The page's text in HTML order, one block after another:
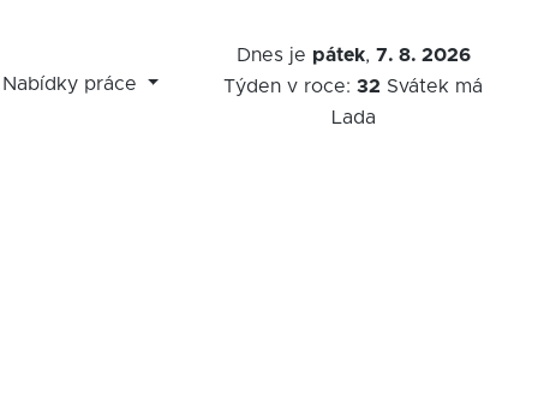
Nabídky práce
Dnes je pátek, 7. 8. 2026
Týden v roce:32 Svátek má
Lada